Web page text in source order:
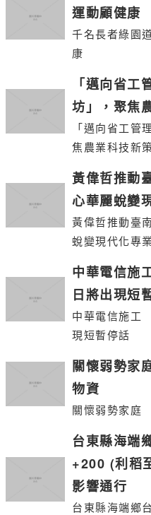
運動顧健康
千名長者綠園
康
「邁向省工
坊」，聚焦
「邁向省工管
焦農業科技新
黃偉哲推動
心華麗蛻變
黃偉哲推動臺
蛻變現代化專
中華電信施
日將出現短
中華電信施工
現短暫停話
關懷弱勢家
物資
關懷弱勢家庭
台東縣海端
+200 (利稻
影響通行
台東縣海端鄉